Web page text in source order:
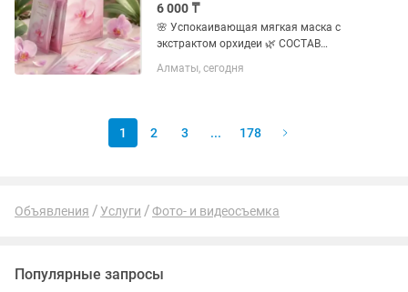
6 000 ₸
🌸 Успокаивающая мягкая маска с
экстрактом орхидеи 🌿 СОСТАВ
Пропиленгликоль Экстракт спирулины
Алматы, сегодня
1 2 3 ... 178
Объявления Услуги Фото- и видеосъемка
Популярные запросы